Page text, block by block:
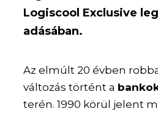
Logiscool Exclusive
adásában.
Az elmúlt 20 évben
változás történt a
terén. 1990 körül jelent